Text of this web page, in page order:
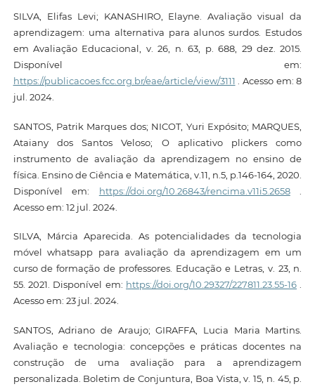
SILVA, Elifas Levi; KANASHIRO, Elayne. Avaliação visual da
aprendizagem: uma alternativa para alunos surdos. Estudos
em Avaliação Educacional, v. 26, n. 63, p. 688, 29 dez. 2015.
Disponível em:
https://publicacoes.fcc.org.br/eae/article/view/3111 . Acesso em: 8
jul. 2024.
SANTOS, Patrik Marques dos; NICOT, Yuri Expósito; MARQUES,
Ataiany dos Santos Veloso; O aplicativo plickers como
instrumento de avaliação da aprendizagem no ensino de
física. Ensino de Ciência e Matemática, v.11, n.5, p.146-164, 2020.
Disponível em: https://doi.org/10.26843/rencima.v11i5.2658.
Acesso em: 12 jul. 2024.
SILVA, Márcia Aparecida. As potencialidades da tecnologia
móvel whatsapp para avaliação da aprendizagem em um
curso de formação de professores. Educação e Letras, v. 23, n.
55. 2021. Disponível em: https://doi.org/10.29327/227811.23.55-16
Acesso em: 23 jul. 2024.
SANTOS, Adriano de Araujo; GIRAFFA, Lucia Maria Martins.
Avaliação e tecnologia: concepções e práticas docentes na
construção de uma avaliação para a aprendizagem
personalizada. Boletim de Conjuntura, Boa Vista, v. 15, n. 45, p.